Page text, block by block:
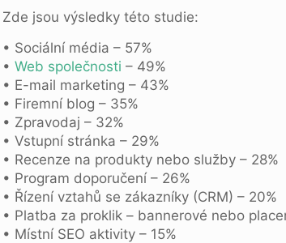
Zde jsou výsledky této studie:
• Sociální média – 57%
• Web společnosti – 49%
• E-mail marketing – 43%
• Firemní blog – 35%
• Zpravodaj – 32%
• Vstupní stránka – 29%
• Recenze na produkty nebo služby – 28%
• Program doporučení – 26%
• Řízení vztahů se zákazníky (CRM) – 20%
• Platba za proklik – bannerové nebo
• Místní SEO aktivity – 15%